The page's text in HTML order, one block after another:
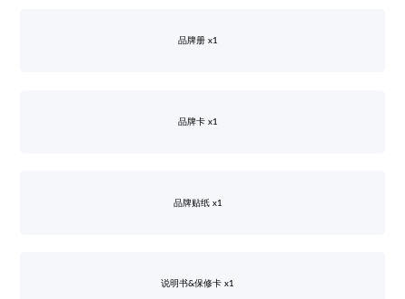
品牌册 x1
品牌卡 x1
品牌贴纸 x1
说明书&保修卡 x1